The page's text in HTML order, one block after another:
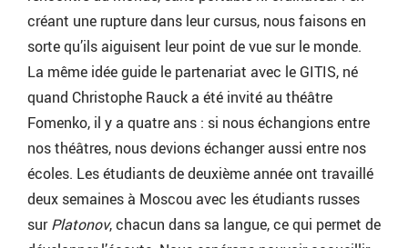
créant une rupture dans leur cursus, nous faisons en
sorte qu’ils aiguisent leur point de vue sur le monde.
La même idée guide le partenariat avec le GITIS, né
quand Christophe Rauck a été invité au théâtre
Fomenko, il y a quatre ans : si nous échangions entre
nos théâtres, nous devions échanger aussi entre nos
écoles. Les étudiants de deuxième année ont travaillé
deux semaines à Moscou avec les étudiants russes
surPlatonov, chacun dans sa langue, ce qui permet de